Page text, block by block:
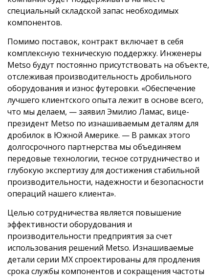
специальный складской запас необходимых
компонентов.
Помимо поставок, контракт включает в себя
комплексную техническую поддержку. Инженеры
Metso будут постоянно присутствовать на объекте,
отслеживая производительность дробильного
оборудования и износ футеровки. «Обеспечение
лучшего клиентского опыта лежит в основе всего,
что мы делаем, — заявил Эмилио Ламас, вице-
президент Metso по изнашиваемым деталям для
дробилок в Южной Америке. — В рамках этого
долгосрочного партнерства мы объединяем
передовые технологии, тесное сотрудничество и
глубокую экспертизу для достижения стабильной
производительности, надежности и безопасности
операций нашего клиента».
Целью сотрудничества является повышение
эффективности оборудования и
производительности предприятия за счет
использования решений Metso. Изнашиваемые
детали серии MX спроектированы для продления
срока службы компонентов и сокращения частоты